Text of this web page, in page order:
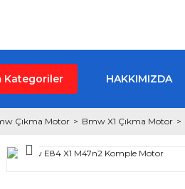
Kategoriler HAKKIMIZDA
Çıkma Motor Bmw X1 Çıkma Motor